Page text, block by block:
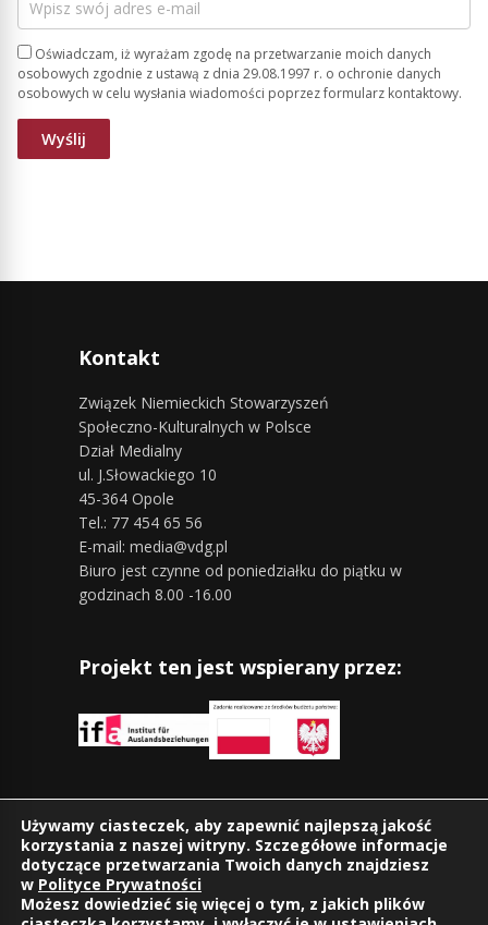
Oświadczam, iż wyrażam zgodę na przetwarzanie moich danych
osobowych zgodnie z ustawą z dnia 29.08.1997 r. o ochronie danych
osobowych w celu wysłania wiadomości poprzez formularz kontaktowy.
Kontakt
Związek Niemieckich Stowarzyszeń
Społeczno-Kulturalnych w Polsce
Dział Medialny
ul. J.Słowackiego 10
45-364 Opole
Tel.: 77 454 65 56
E-mail: media@vdg.pl
Biuro jest czynne od poniedziałku do piątku w
godzinach 8.00 -16.00
Projekt ten jest wspierany przez:
Znajdziesz nas również na:
Używamy ciasteczek, aby zapewnić najlepszą jakość
korzystania z naszej witryny. Szczegółowe informacje
dotyczące przetwarzania Twoich danych znajdziesz
w Polityce Prywatności
Możesz dowiedzieć się więcej o tym, z jakich plików